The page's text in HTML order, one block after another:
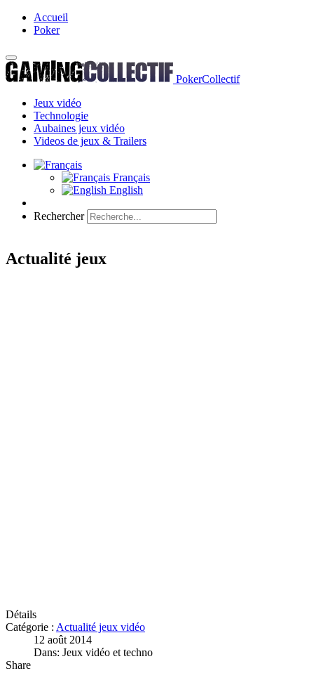
Accueil
Poker
PokerCollectif
Jeux vidéo
Technologie
Aubaines jeux vidéo
Videos de jeux & Trailers
Français
English
Rechercher
Actualité jeux
Détails
Catégorie : Actualité jeux vidéo
12 août 2014
Dans: Jeux vidéo et techno
Share